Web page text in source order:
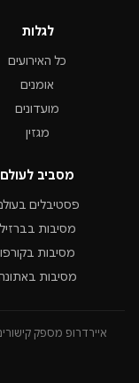
לגלות
כל האירועים
אומנים
מועדונים
מגזין
מסביב לעולם
פסטיבלים
מסיבות בברזיל
מסיבות בקורפו
מסיבות
איירדרופ מספק